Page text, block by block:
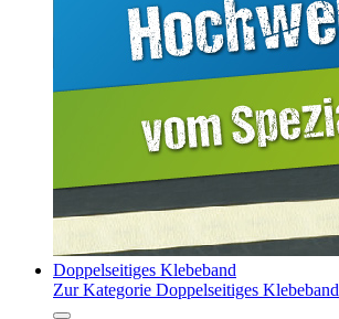
Doppelseitiges Klebeband
Zur Kategorie Doppelseitiges Klebeband